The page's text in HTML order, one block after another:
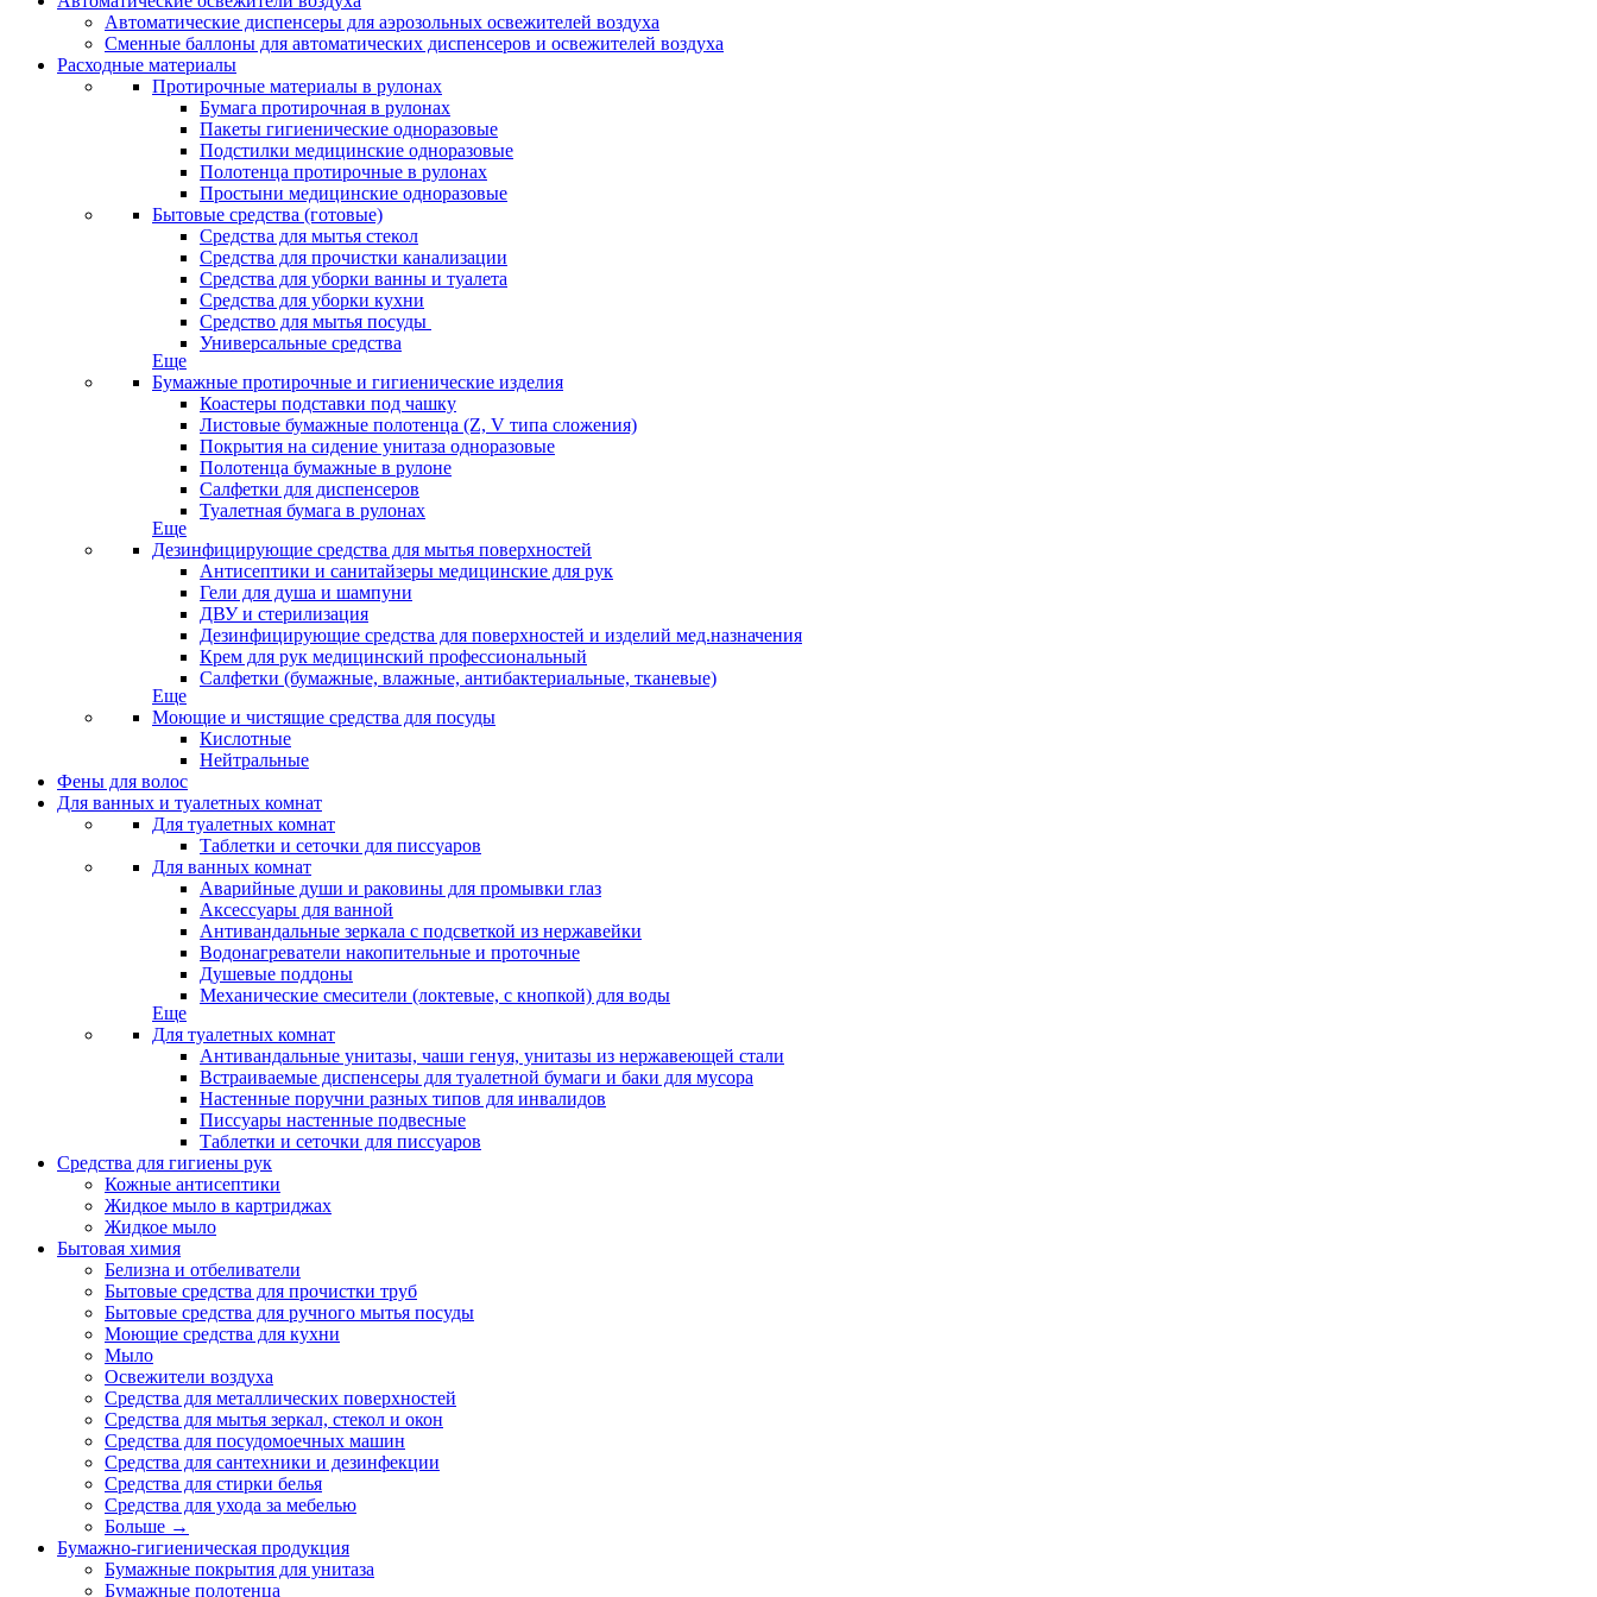
Автоматические диспенсеры для аэрозольных освежителей воздуха
Сменные баллоны для автоматических диспенсеров и освежителей воздуха
Расходные материалы
Протирочные материалы в рулонах
Бумага протирочная в рулонах
Пакеты гигиенические одноразовые
Подстилки медицинские одноразовые
Полотенца протирочные в рулонах
Простыни медицинские одноразовые
Бытовые средства (готовые)
Средства для мытья стекол
Средства для прочистки канализации
Средства для уборки ванны и туалета
Средства для уборки кухни
Средство для мытья посуды
Универсальные средства
Еще
Бумажные протирочные и гигиенические изделия
Коастеры подставки под чашку
Листовые бумажные полотенца (Z, V типа сложения)
Покрытия на сидение унитаза одноразовые
Полотенца бумажные в рулоне
Салфетки для диспенсеров
Туалетная бумага в рулонах
Еще
Дезинфицирующие средства для мытья поверхностей
Антисептики и санитайзеры медицинские для рук
Гели для душа и шампуни
ДВУ и стерилизация
Дезинфицирующие средства для поверхностей и изделий мед.назначения
Крем для рук медицинский профессиональный
Салфетки (бумажные, влажные, антибактериальные, тканевые)
Еще
Моющие и чистящие средства для посуды
Кислотные
Нейтральные
Фены для волос
Для ванных и туалетных комнат
Для туалетных комнат
Таблетки и сеточки для писсуаров
Для ванных комнат
Аварийные души и раковины для промывки глаз
Аксессуары для ванной
Антивандальные зеркала с подсветкой из нержавейки
Водонагреватели накопительные и проточные
Душевые поддоны
Механические смесители (локтевые, с кнопкой) для воды
Еще
Для туалетных комнат
Антивандальные унитазы, чаши генуя, унитазы из нержавеющей стали
Встраиваемые диспенсеры для туалетной бумаги и баки для мусора
Настенные поручни разных типов для инвалидов
Писсуары настенные подвесные
Таблетки и сеточки для писсуаров
Средства для гигиены рук
Кожные антисептики
Жидкое мыло в картриджах
Жидкое мыло
Бытовая химия
Белизна и отбеливатели
Бытовые средства для прочистки труб
Бытовые средства для ручного мытья посуды
Моющие средства для кухни
Мыло
Освежители воздуха
Средства для металлических поверхностей
Средства для мытья зеркал, стекол и окон
Средства для посудомоечных машин
Средства для сантехники и дезинфекции
Средства для стирки белья
Средства для ухода за мебелью
Больше →
Бумажно-гигиеническая продукция
Бумажные покрытия для унитаза
Бумажные полотенца